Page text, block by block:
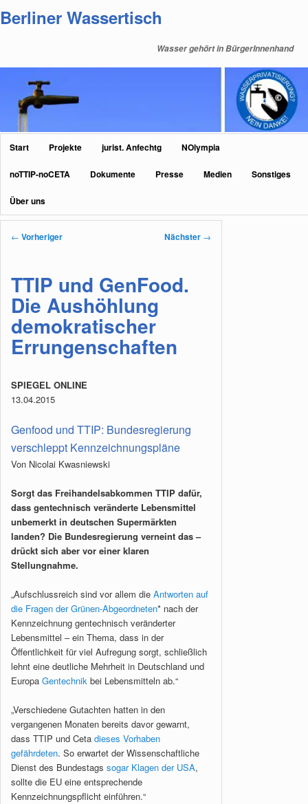
primären
Berliner Wassertisch
Wasser gehört in BürgerInnenhand
Hauptmenü
Start Projekte jurist. Anfechtg NOlympia
noTTIP-noCETA Dokumente Presse Medien Sonstiges
Über uns
Beitragsnavigation
← Vorheriger Nächster →
TTIP und GenFood.
Die Aushöhlung
demokratischer
Errungenschaften
SPIEGEL ONLINE
13.04.2015
Genfood und TTIP: Bundesregierung
verschleppt Kennzeichnungspläne
Von Nicolai Kwasniewski
Sorgt das Freihandelsabkommen TTIP dafür,
dass gentechnisch veränderte Lebensmittel
unbemerkt in deutschen Supermärkten
landen? Die Bundesregierung verneint das –
drückt sich aber vor einer klaren
Stellungnahme.
„Aufschlussreich sind vor allem die Antworten auf
die Fragen der Grünen-Abgeordneten* nach der
Kennzeichnung gentechnisch veränderter
Lebensmittel – ein Thema, dass in der
Öffentlichkeit für viel Aufregung sorgt, schließlich
lehnt eine deutliche Mehrheit in Deutschland und
Europa Gentechnik bei Lebensmitteln ab.“
„Verschiedene Gutachten hatten in den
vergangenen Monaten bereits davor gewarnt,
dass TTIP und Ceta dieses Vorhaben
gefährdeten. So erwartet der Wissenschaftliche
Dienst des Bundestags sogar Klagen der USA,
sollte die EU eine entsprechende
Kennzeichnungspflicht einführen.“